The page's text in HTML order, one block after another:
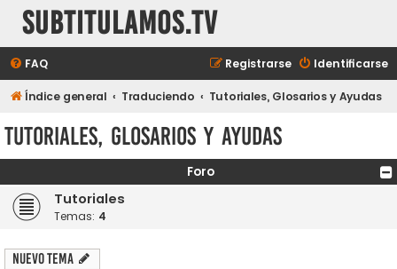
subtitulamos.tv
FAQ Identificarse
Registrarse
Índice general Traduciendo Tutoriales, Glosarios y Ayudas
Tutoriales, Glosarios y Ayudas
Foro
Tutoriales
Temas: 4
Nuevo Tema